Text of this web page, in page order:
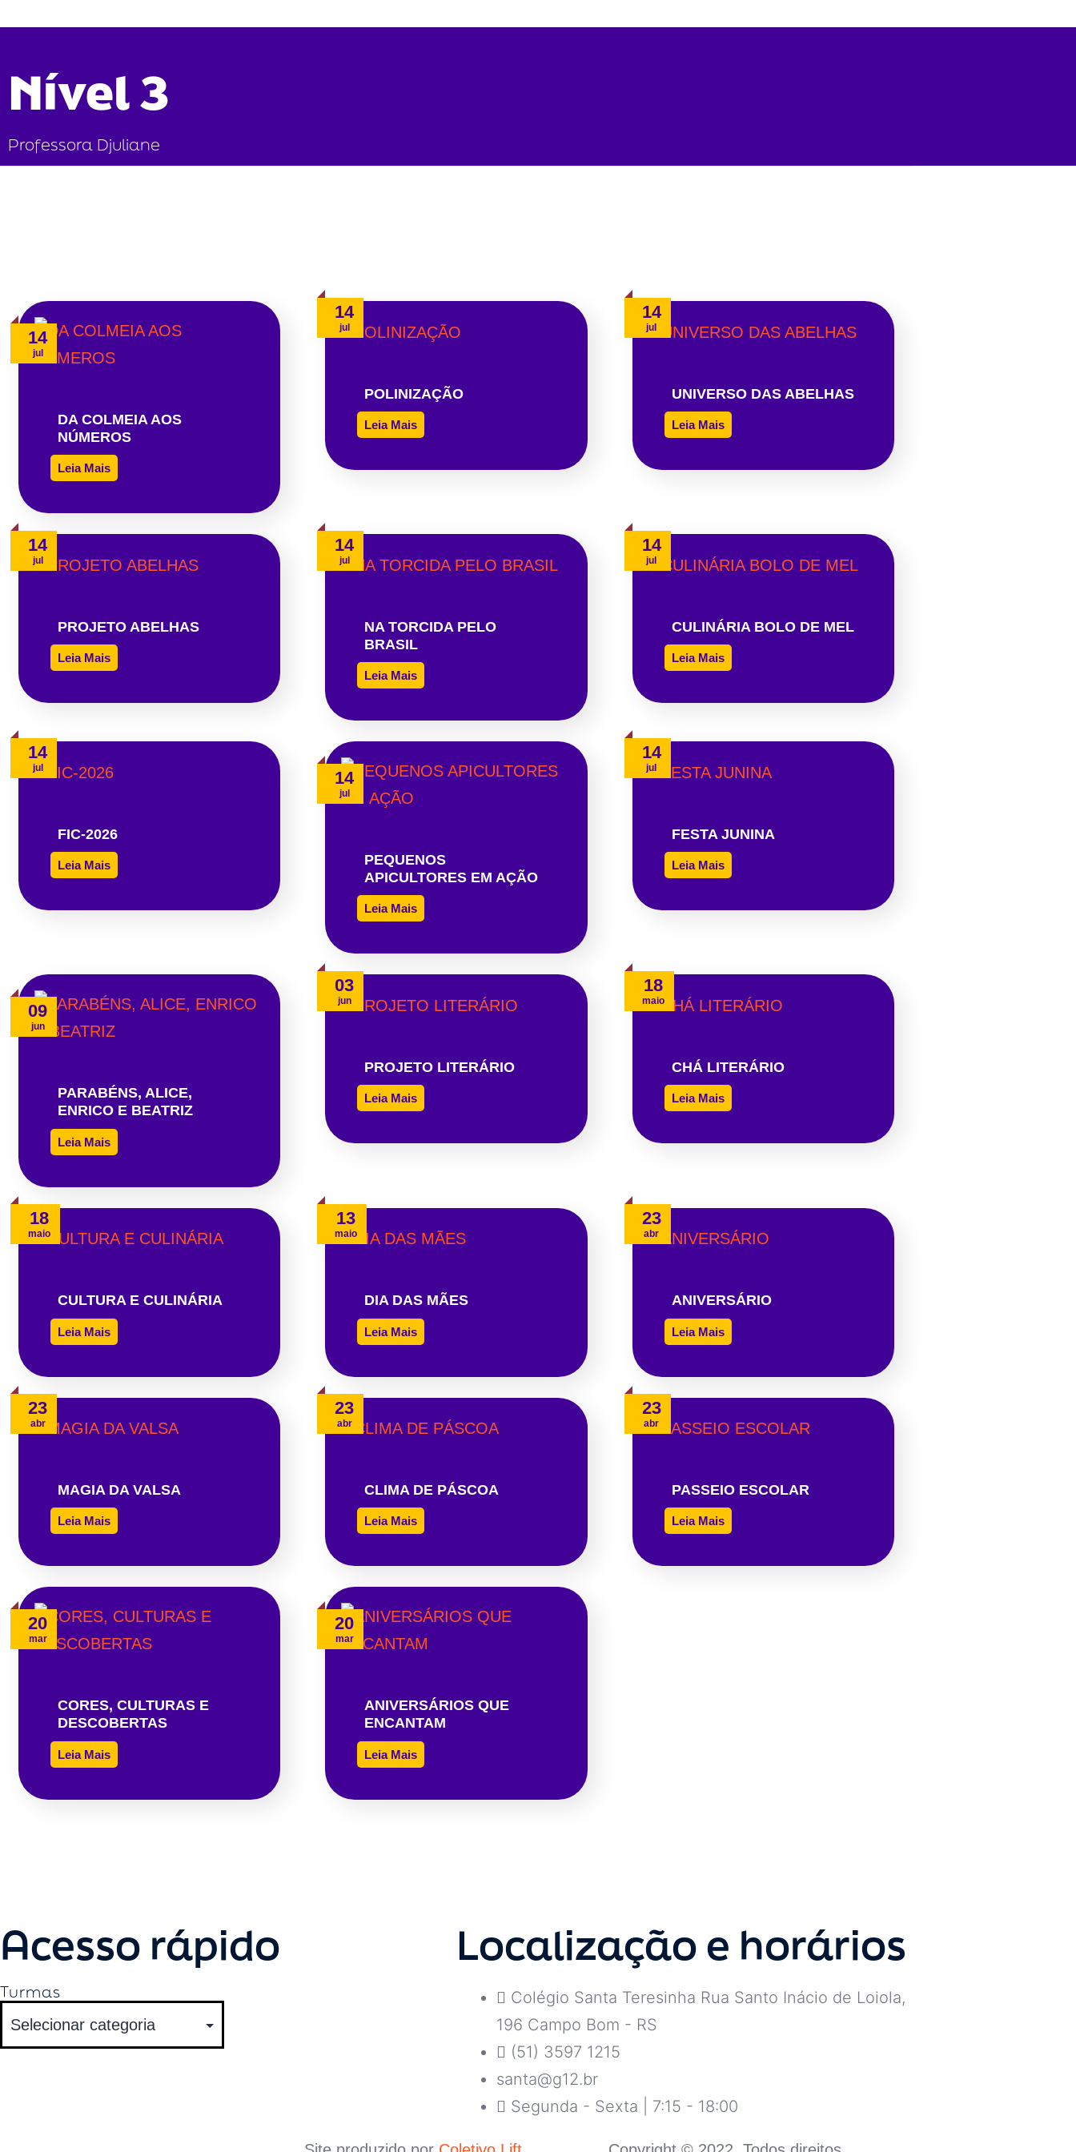
Nível 3
Professora Djuliane
14
jul
DA COLMEIA AOS
NÚMEROS
Leia Mais
14
jul
POLINIZAÇÃO
Leia Mais
14
jul
UNIVERSO DAS ABELHAS
Leia Mais
14
jul
PROJETO ABELHAS
Leia Mais
14
jul
NA TORCIDA PELO
BRASIL
Leia Mais
14
jul
CULINÁRIA BOLO DE MEL
Leia Mais
14
jul
FIC-2026
Leia Mais
14
jul
PEQUENOS
APICULTORES EM AÇÃO
Leia Mais
14
jul
FESTA JUNINA
Leia Mais
09
jun
PARABÉNS, ALICE,
ENRICO E BEATRIZ
Leia Mais
03
jun
PROJETO LITERÁRIO
Leia Mais
18
maio
CHÁ LITERÁRIO
Leia Mais
18
maio
CULTURA E CULINÁRIA
Leia Mais
13
maio
DIA DAS MÃES
Leia Mais
23
abr
ANIVERSÁRIO
Leia Mais
23
abr
MAGIA DA VALSA
Leia Mais
23
abr
CLIMA DE PÁSCOA
Leia Mais
23
abr
PASSEIO ESCOLAR
Leia Mais
20
mar
CORES, CULTURAS E
DESCOBERTAS
Leia Mais
20
mar
ANIVERSÁRIOS QUE
ENCANTAM
Leia Mais
Acesso rápido
Turmas
Localização e horários
Colégio Santa Teresinha Rua Santo Inácio de Loiola,
196 Campo Bom - RS
(51) 3597 1215
santa@g12.br
Segunda - Sexta | 7:15 - 18:00